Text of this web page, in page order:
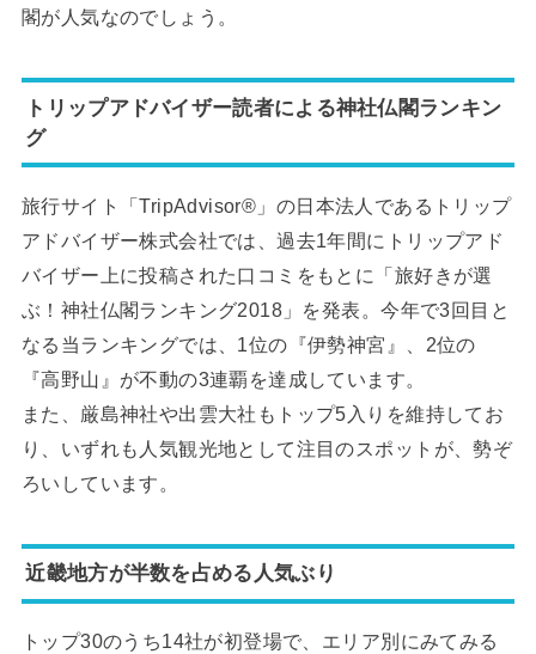
閣が人気なのでしょう。
トリップアドバイザー読者による神社仏閣ランキン
グ
旅行サイト「TripAdvisor®」の日本法人であるトリップ
アドバイザー株式会社では、過去1年間にトリップアド
バイザー上に投稿された口コミをもとに「旅好きが選
ぶ！神社仏閣ランキング2018」を発表。今年で3回目と
なる当ランキングでは、1位の『伊勢神宮』、2位の
『高野山』が不動の3連覇を達成しています。
また、厳島神社や出雲大社もトップ5入りを維持してお
り、いずれも人気観光地として注目のスポットが、勢ぞ
ろいしています。
近畿地方が半数を占める人気ぶり
トップ30のうち14社が初登場で、エリア別にみてみる